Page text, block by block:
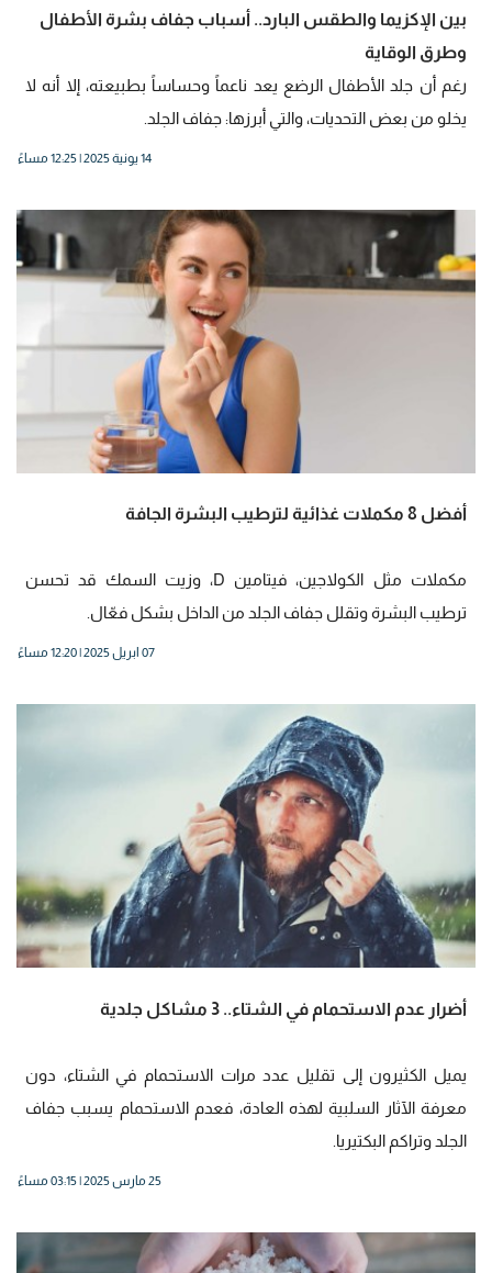
بين الإكزيما والطقس البارد.. أسباب جفاف بشرة الأطفال
وطرق الوقاية
رغم أن جلد الأطفال الرضع يعد ناعماً وحساساً بطبيعته، إلا أنه لا
يخلو من بعض التحديات، والتي أبرزها: جفاف الجلد.
14 يونية 2025 | 12:25 مساءً
أفضل 8 مكملات غذائية لترطيب البشرة الجافة
مكملات مثل الكولاجين، فيتامين D، وزيت السمك قد تحسن
ترطيب البشرة وتقلل جفاف الجلد من الداخل بشكل فعّال.
07 ابريل 2025 | 12:20 مساءً
أضرار عدم الاستحمام في الشتاء.. 3 مشاكل جلدية
يميل الكثيرون إلى تقليل عدد مرات الاستحمام في الشتاء، دون
معرفة الآثار السلبية لهذه العادة، فعدم الاستحمام يسبب جفاف
الجلد وتراكم البكتيريا.
25 مارس 2025 | 03:15 مساءً